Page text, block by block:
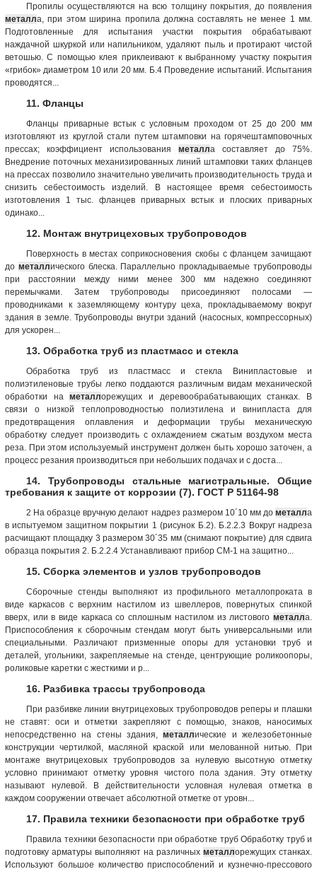
Пропилы осуществляются на всю толщину покрытия, до появления
металла, при этом ширина пропила должна составлять не менее 1 мм.
Подготовленные для испытания участки покрытия обрабатывают
наждачной шкуркой или напильником, удаляют пыль и протирают чистой
ветошью. С помощью клея приклеивают к выбранному участку покрытия
«грибок» диаметром 10 или 20 мм. Б.4 Проведение испытаний. Испытания
проводятся...
11. Фланцы
Фланцы приварные встык с условным проходом от 25 до 200 мм
изготовляют из круглой стали путем штамповки на горячештамповочных
прессах; коэффициент использования металла составляет до 75%.
Внедрение поточных механизированных линий штамповки таких фланцев
на прессах позволило значительно увеличить производительность труда и
снизить себестоимость изделий. В настоящее время себестоимость
изготовления 1 тыс. фланцев приварных встык и плоских приварных
одинако...
12. Монтаж внутрицеховых трубопроводов
Поверхность в местах соприкосновения скобы с фланцем зачищают
до металлического блеска. Параллельно прокладываемые трубопроводы
при расстоянии между ними менее 300 мм надежно соединяют
перемычками. Затем трубопроводы присоединяют полосами —
проводниками к заземляющему контуру цеха, прокладываемому вокруг
здания в земле. Трубопроводы внутри зданий (насосных, компрессорных)
для ускорен...
13. Обработка труб из пластмасс и стекла
Обработка труб из пластмасс и стекла Винипластовые и
полиэтиленовые трубы легко поддаются различным видам механической
обработки наметаллорежущих и деревообрабатывающих станках. В
связи о низкой теплопроводностью полиэтилена и винипласта для
предотвращения оплавления и деформации трубы механическую
обработку следует производить с охлаждением сжатым воздухом места
реза. При этом используемый инструмент должен быть хорошо заточен, а
процесс резания производиться при небольших подачах и с доста...
14. Трубопроводы стальные магистральные. Общие
требования к защите от коррозии (7). ГОСТ Р 51164-98
2 На образце вручную делают надрез размером 10´10 мм до металла
в испытуемом защитном покрытии 1 (рисунок Б.2). Б.2.2.3 Вокруг надреза
расчищают площадку 3 размером 30´35 мм (снимают покрытие) для сдвига
образца покрытия 2. Б.2.2.4 Устанавливают прибор СМ-1 на защитно...
15. Сборка элементов и узлов трубопроводов
Сборочные стенды выполняют из профильного металлопроката в
виде каркасов с верхним настилом из швеллеров, повернутых спинкой
вверх, или в виде каркаса со сплошным настилом из листового металла.
Приспособления к сборочным стендам могут быть универсальными или
специальными. Различают призменные опоры для установки труб и
деталей, угольники, закрепляемые на стенде, центрующие роликоопоры,
роликовые каретки с жесткими и р...
16. Разбивка трассы трубопровода
При разбивке линии внутрицеховых трубопроводов реперы и плашки
не ставят: оси и отметки закрепляют с помощью, знаков, наносимых
непосредственно на стены здания,металлические и железобетонные
конструкции чертилкой, масляной краской или мелованной нитью. При
монтаже внутрицеховых трубопроводов за нулевую высотную отметку
условно принимают отметку уровня чистого пола здания. Эту отметку
называют нулевой. В действительности условная нулевая отметка в
каждом сооружении отвечает абсолютной отметке от уровн...
17. Правила техники безопасности при обработке труб
Правила техники безопасности при обработке труб Обработку труб и
подготовку арматуры выполняют на различных металлорежущих станках.
Используют большое количество приспособлений и кузнечно-прессового